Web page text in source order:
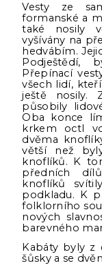
Vesty ze
formanské a
také nosily
vyšívány na
hedvábím.
Podještědí,
Přepínací
všech lidí,
ještě nosily.
působily
Oba konce
krkem octl
dvěma
větší než
knoflíků. K
předních
knoflíků
podkladu. K
folklorního
nových
barevného
Kabáty byly z
šůsky a se